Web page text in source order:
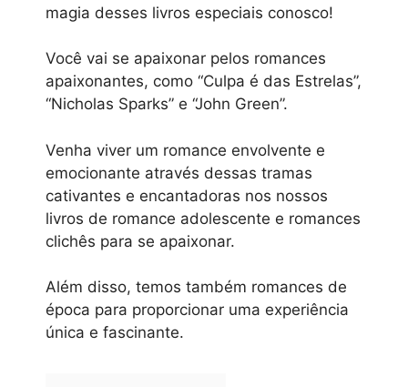
magia desses livros especiais conosco!
Você vai se apaixonar pelos romances
apaixonantes, como “Culpa é das Estrelas”,
“Nicholas Sparks” e “John Green”.
Venha viver um romance envolvente e
emocionante através dessas tramas
cativantes e encantadoras nos nossos
livros de romance adolescente e romances
clichês para se apaixonar.
Além disso, temos também romances de
época para proporcionar uma experiência
única e fascinante.